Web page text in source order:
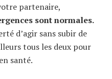
partenaire,
sont normales.
d’agir sans subir de
tous les deux pour
santé.